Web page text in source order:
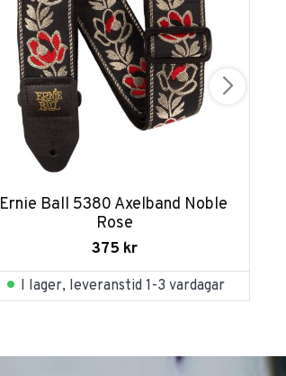
Ernie Ball 5380 Axelband Noble
Rose
375 kr
I lager, leveranstid 1-3 vardagar